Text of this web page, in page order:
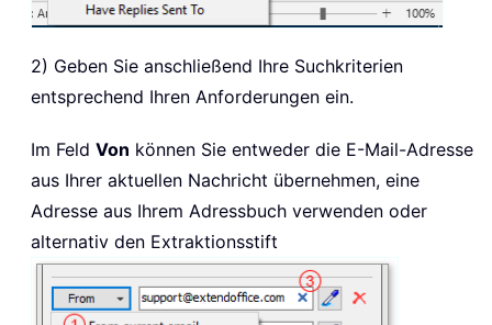
2) Geben Sie anschließend Ihre Suchkriterien
entsprechend Ihren Anforderungen ein.
Im Feld Von können Sie entweder die E-Mail-Adresse
aus Ihrer aktuellen Nachricht übernehmen, eine
Adresse aus Ihrem Adressbuch verwenden oder
alternativ den Extraktionsstift